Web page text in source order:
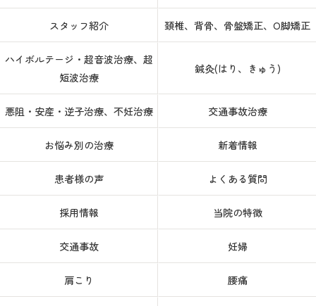
スタッフ紹介 頚椎、背骨、骨盤矯正、O脚矯正
ハイボルテージ・超音波治療、超
短波治療
鍼灸(はり、きゅう)
悪阻・安産・逆子治療、不妊治療 交通事故治療
お悩み別の治療 新着情報
患者様の声 よくある質問
採用情報 当院の特徴
交通事故 妊婦
肩こり 腰痛